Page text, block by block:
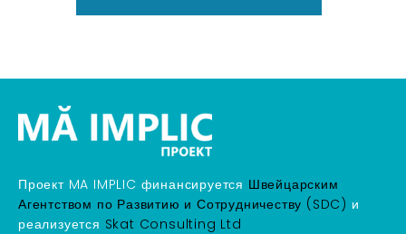
Проект MA IMPLIC финансируется Швейцарским
Агентством по Развитию и Сотрудничеству (SDC) и
реализуется Skat Consulting Ltd